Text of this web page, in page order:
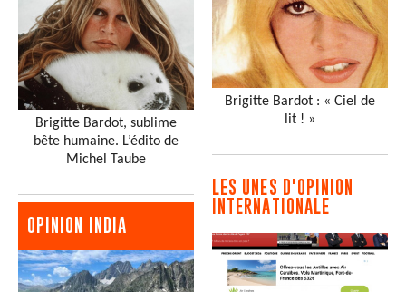
Brigitte Bardot, sublime
bête humaine. L’édito de
Michel Taube
OPINION INDIA
Brigitte Bardot : « Ciel de
lit ! »
LES UNES D'OPINION
INTERNATIONALE